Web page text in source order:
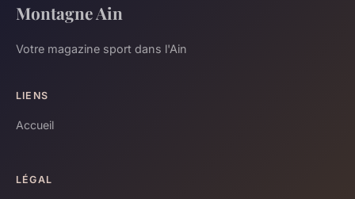
Montagne Ain
Votre magazine sport dans l'Ain
LIENS
Accueil
LÉGAL